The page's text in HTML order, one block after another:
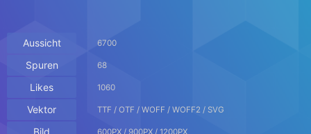
Aussicht 6700
Spuren 68
Likes 1060
Vektor TTF / OTF / WOFF / WOFF2 / SVG
Bild 600PX / 900PX / 1200PX